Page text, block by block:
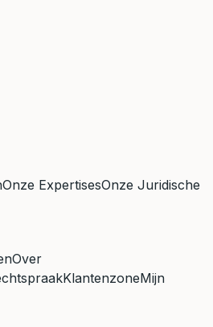
Onze ExpertisesOnze Juridische
Over
KlantenzoneMijn